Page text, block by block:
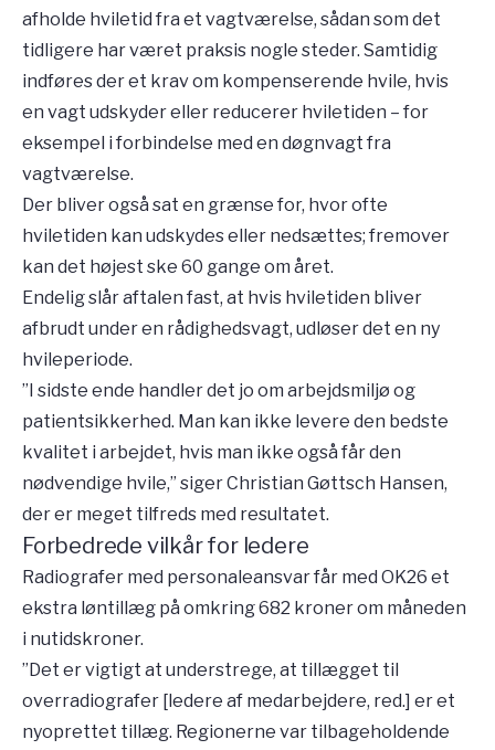
afholde hviletid fra et vagtværelse, sådan som det
tidligere har været praksis nogle steder. Samtidig
indføres der et krav om kompenserende hvile, hvis
en vagt udskyder eller reducerer hviletiden – for
eksempel i forbindelse med en døgnvagt fra
vagtværelse.
Der bliver også sat en grænse for, hvor ofte
hviletiden kan udskydes eller nedsættes; fremover
kan det højest ske 60 gange om året.
Endelig slår aftalen fast, at hvis hviletiden bliver
afbrudt under en rådighedsvagt, udløser det en ny
hvileperiode.
”I sidste ende handler det jo om arbejdsmiljø og
patientsikkerhed. Man kan ikke levere den bedste
kvalitet i arbejdet, hvis man ikke også får den
nødvendige hvile,” siger Christian Gøttsch Hansen,
der er meget tilfreds med resultatet.
Forbedrede vilkår for ledere
Radiografer med personaleansvar får med OK26 et
ekstra løntillæg på omkring 682 kroner om måneden
i nutidskroner.
”Det er vigtigt at understrege, at tillægget til
overradiografer [ledere af medarbejdere, red.] er et
nyoprettet tillæg. Regionerne var tilbageholdende